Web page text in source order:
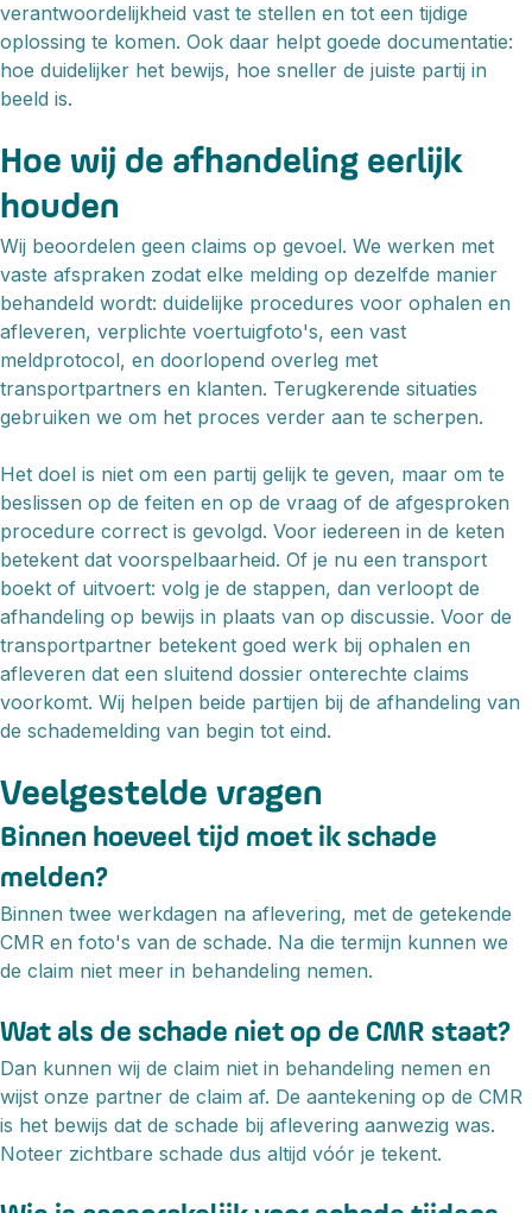
verantwoordelijkheid vast te stellen en tot een tijdige
oplossing te komen. Ook daar helpt goede documentatie:
hoe duidelijker het bewijs, hoe sneller de juiste partij in
beeld is.
Hoe wij de afhandeling eerlijk
houden
Wij beoordelen geen claims op gevoel. We werken met
vaste afspraken zodat elke melding op dezelfde manier
behandeld wordt: duidelijke procedures voor ophalen en
afleveren, verplichte voertuigfoto's, een vast
meldprotocol, en doorlopend overleg met
transportpartners en klanten. Terugkerende situaties
gebruiken we om het proces verder aan te scherpen.
Het doel is niet om een partij gelijk te geven, maar om te
beslissen op de feiten en op de vraag of de afgesproken
procedure correct is gevolgd. Voor iedereen in de keten
betekent dat voorspelbaarheid. Of je nu een transport
boekt of uitvoert: volg je de stappen, dan verloopt de
afhandeling op bewijs in plaats van op discussie. Voor de
transportpartner betekent goed werk bij ophalen en
afleveren dat een sluitend dossier onterechte claims
voorkomt. Wij helpen beide partijen bij de afhandeling van
de schademelding van begin tot eind.
Veelgestelde vragen
Binnen hoeveel tijd moet ik schade
melden?
Binnen twee werkdagen na aflevering, met de getekende
CMR en foto's van de schade. Na die termijn kunnen we
de claim niet meer in behandeling nemen.
Wat als de schade niet op de CMR staat?
Dan kunnen wij de claim niet in behandeling nemen en
wijst onze partner de claim af. De aantekening op de CMR
is het bewijs dat de schade bij aflevering aanwezig was.
Noteer zichtbare schade dus altijd vóór je tekent.